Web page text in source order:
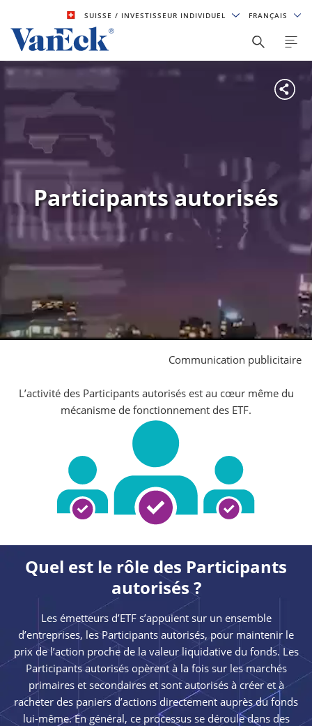
SUISSE/ INVESTISSEUR INDIVIDUEL FRANÇAIS
Participants autorisés
Communication publicitaire
L’activité des Participants autorisés est au cœur même du
mécanisme de fonctionnement des ETF.
Quel est le rôle des Participants
autorisés ?
Les émetteurs d’ETF s’appuient sur un ensemble
d’entreprises, les Participants autorisés, pour maintenir le
prix de l’action proche de la valeur liquidative du fonds. Les
Participants autorisés opèrent à la fois sur les marchés
primaires et secondaires et sont autorisés à créer et à
racheter des paniers d’actions directement auprès du fonds
lui-même. En général, ce processus se déroule dans des